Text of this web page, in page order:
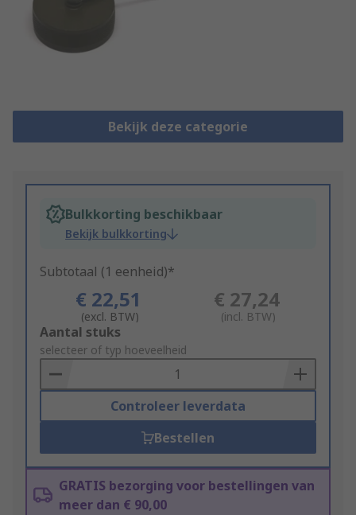
Bekijk deze categorie
Bulkkorting beschikbaar
Bekijk bulkkorting
Subtotaal (1 eenheid)*
€ 22,51
(excl. BTW)
€ 27,24
(incl. BTW)
Add
to
Basket
Aantal stuks
selecteer of typ hoeveelheid
Controleer leverdata
Bestellen
GRATIS bezorging voor bestellingen van
meer dan € 90,00